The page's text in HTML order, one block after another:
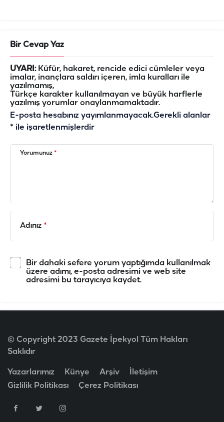
Bir Cevap Yaz
UYARI:Küfür, hakaret, rencide edici cümleler veya
imalar, inançlara saldırı içeren, imla kuralları ile
yazılmamış,
Türkçe karakter kullanılmayan ve büyük harflerle
yazılmış yorumlar onaylanmamaktadır.
E-posta hesabınız yayımlanmayacak.Gerekli alanlar
* ile işaretlenmişlerdir
Yorumunuz *
Adınız *
Bir dahaki sefere yorum yaptığımda kullanılmak
üzere adımı, e-posta adresimi ve web site
adresimi bu tarayıcıya kaydet.
© Copyright 2023 Gazete İpekyol Tüm Hakları
Saklıdır
Yazarlarımız Künye Arşiv
İletişim
Gizlilik Politikası
Çerez Politikası